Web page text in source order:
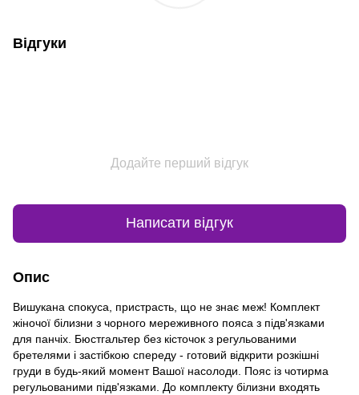
Відгуки
Додайте перший відгук
Написати відгук
Опис
Вишукана спокуса, пристрасть, що не знає меж! Комплект
жіночої білизни з чорного мереживного пояса з підв'язками
для панчіх. Бюстгальтер без кісточок з регульованими
бретелями і застібкою спереду - готовий відкрити розкішні
груди в будь-який момент Вашої насолоди. Пояс із чотирма
регульованими підв'язками. До комплекту білизни входять